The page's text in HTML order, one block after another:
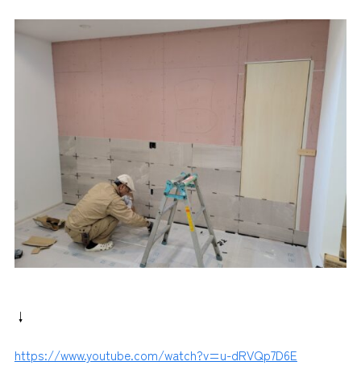
↓
https://www.youtube.com/watch?v=u-dRVQp7D6E